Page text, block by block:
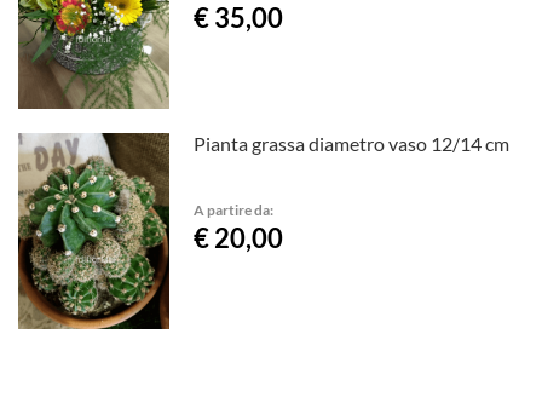
€ 35,00
Pianta grassa diametro vaso 12/14 cm
A partire da:
€ 20,00